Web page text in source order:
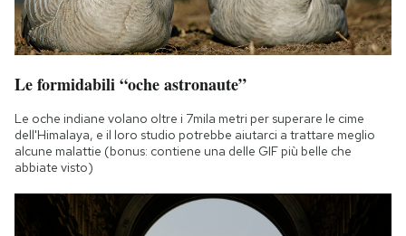
AREA PERSONALE
Newsletter
Notifiche mobile
Regala il Post
Hai bisogno di aiuto?
Le formidabili “oche astronaute”
Le oche indiane volano oltre i 7mila metri per superare le cime
dell'Himalaya, e il loro studio potrebbe aiutarci a trattare meglio
alcune malattie (bonus: contiene una delle GIF più belle che
abbiate visto)